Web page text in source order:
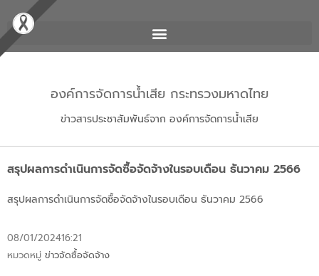
องค์การจัดการน้ำเสีย กระทรวงมหาดไทย
ข่าวสารประชาสัมพันธ์จาก องค์การจัดการน้ำเสีย
สรุปผลการดำเนินการจัดซื้อจัดจ้างในรอบเดือน ธันวาคม 2566
สรุปผลการดำเนินการจัดซื้อจัดจ้างในรอบเดือน ธันวาคม 2566
08/01/202416:21
หมวดหมู่ ข่าวจัดซื้อจัดจ้าง